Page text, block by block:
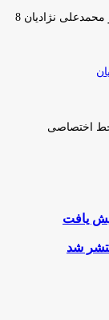
نژادیان 8
اختصاصی